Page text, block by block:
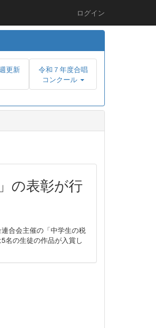
ログイン
更新
令和７年度合唱
コンクール
の表彰が行
合会主催の「中学生の税
名の生徒の作品が入賞し